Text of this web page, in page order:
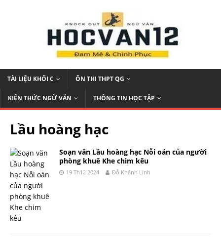
TÀI LIỆU KHỐI C ÔN THI THPT QG
KIẾN THỨC NGỮ VĂN THÔNG TIN HỌC TẬP
Lầu hoàng hạc
Soạn văn Lầu hoàng hạc Nỗi oán của người
phòng khuê Khe chim kêu
19 Th12 2024 Đỗ Khánh Linh